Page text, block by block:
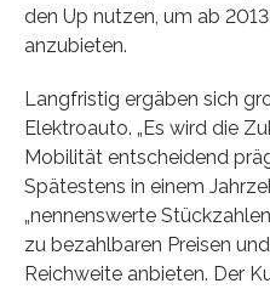
den Up nutzen, um ab
anzubieten.
Langfristig ergäben sich
Elektroauto. „Es wird die
Mobilität entscheidend
Spätestens in einem
„nennenswerte
zu bezahlbaren Preisen
Reichweite anbieten. Der